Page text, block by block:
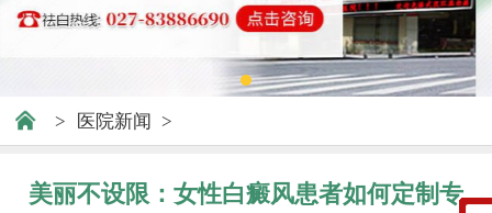
> 医院新闻 >
美丽不设限：女性白癜风患者如何定制专